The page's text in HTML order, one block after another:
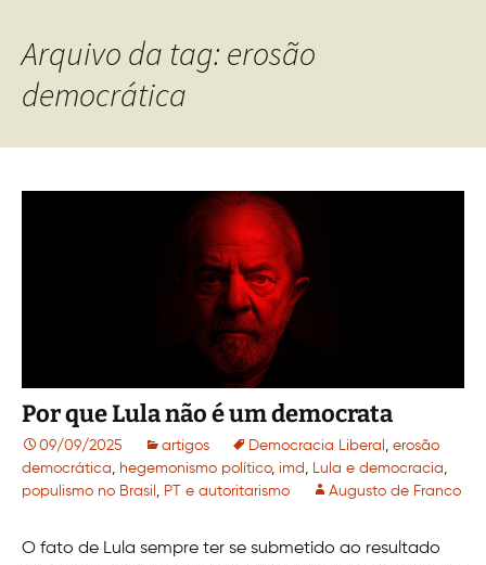
Arquivo da tag: erosão
democrática
Por que Lula não é um democrata
09/09/2025 artigos Democracia Liberal , erosão
democrática, hegemonismo político, imd , Lula e democracia,
populismo no Brasil , PT e autoritarismo Augusto de Franco
O fato de Lula sempre ter se submetido ao resultado